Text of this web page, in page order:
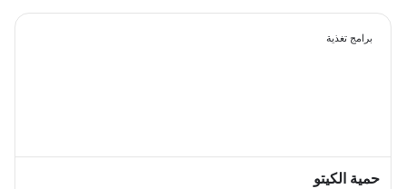
الوزن.
برامج تغذية
حمية الكيتو